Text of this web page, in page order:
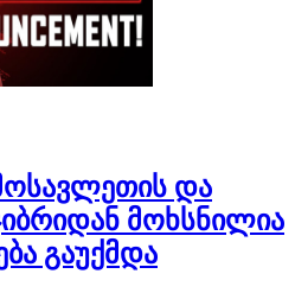
და
მოხსნილია
გაუქმდა